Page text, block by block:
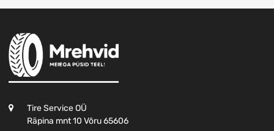
Tire Service OÜ
Räpina mnt 10 Võru 65606